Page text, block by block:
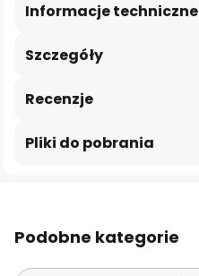
Szczegóły
Informacje techniczne
Recenzje
Pliki do pobrania
Podobne kategorie